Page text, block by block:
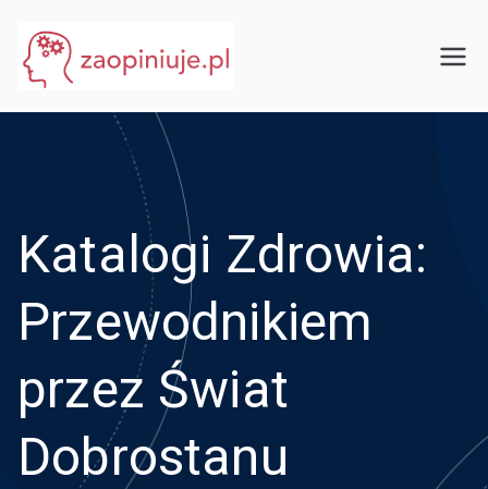
treści
Katalogi Zdrowia:
Przewodnikiem
przez Świat
Dobrostanu